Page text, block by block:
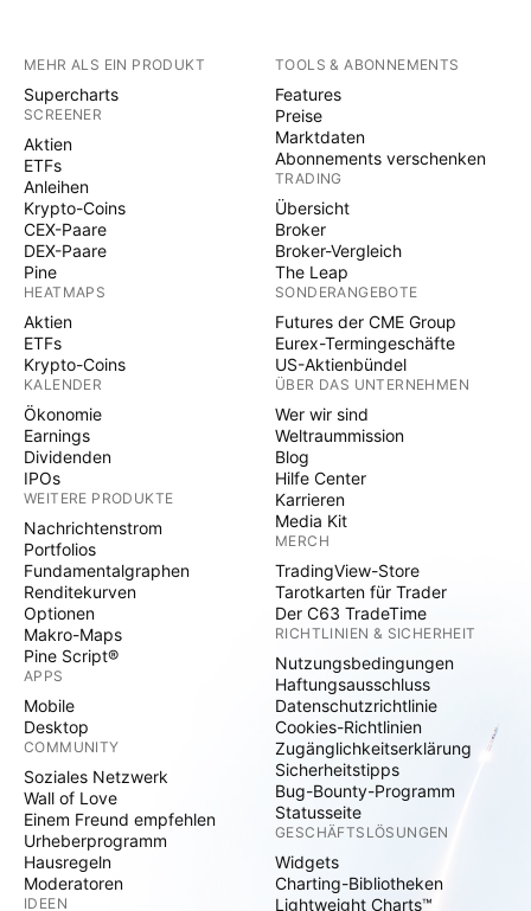
MEHR ALS EIN PRODUKT
Supercharts
SCREENER
Aktien
ETFs
Anleihen
Krypto-Coins
CEX-Paare
DEX-Paare
Pine
HEATMAPS
Aktien
ETFs
Krypto-Coins
KALENDER
Ökonomie
Earnings
Dividenden
IPOs
WEITERE PRODUKTE
Nachrichtenstrom
Portfolios
Fundamentalgraphen
Renditekurven
Optionen
Makro-Maps
Pine Script®
APPS
Mobile
Desktop
COMMUNITY
Soziales Netzwerk
Wall of Love
Einem Freund empfehlen
Urheberprogramm
Hausregeln
Moderatoren
IDEEN
TOOLS & ABONNEMENTS
Features
Preise
Marktdaten
Abonnements verschenken
TRADING
Übersicht
Broker
Broker-Vergleich
The Leap
SONDERANGEBOTE
Futures der CME Group
Eurex-Termingeschäfte
US-Aktienbündel
ÜBER DAS UNTERNEHMEN
Wer wir sind
Weltraummission
Blog
Hilfe Center
Karrieren
Media Kit
MERCH
TradingView-Store
Tarotkarten für Trader
Der C63 TradeTime
RICHTLINIEN & SICHERHEIT
Nutzungsbedingungen
Haftungsausschluss
Datenschutzrichtlinie
Cookies-Richtlinien
Zugänglichkeitserklärung
Sicherheitstipps
Bug-Bounty-Programm
Statusseite
GESCHÄFTSLÖSUNGEN
Widgets
Charting-Bibliotheken
Lightweight Charts™